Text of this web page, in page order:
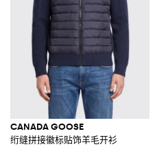
CANADA GOOSE
绗缝拼接徽标贴饰羊毛开衫